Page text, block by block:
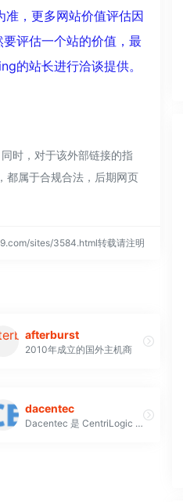
准，更多网站价值评估因
评估一个站的价值，最
的站长进行洽谈提供。
时，对于该外部链接的指
都属于合规合法，后期网页
sites/3584.html转载请注明
afterburst
2010年成立的国外主机商
dacentec
Dacentec 是 CentriLogic Inc. 的一个部门，提供专用服务器、VPS、云和主机托管服务。我们与客户合作，部署由世界一流的全球基础设施提供的快速且经济实惠的解决方案。 Dacentec 数据中心位于北卡罗来纳州勒诺，由当地高接触支持和专业知识提供支持。2013 年，我们被 CentriLogic 收购，后者是一家全球托管、云计算和高级 IT 外包解决方案提供商，使我们能够提供增值服务，支持我们的客户及其不断变化的 IT 需求